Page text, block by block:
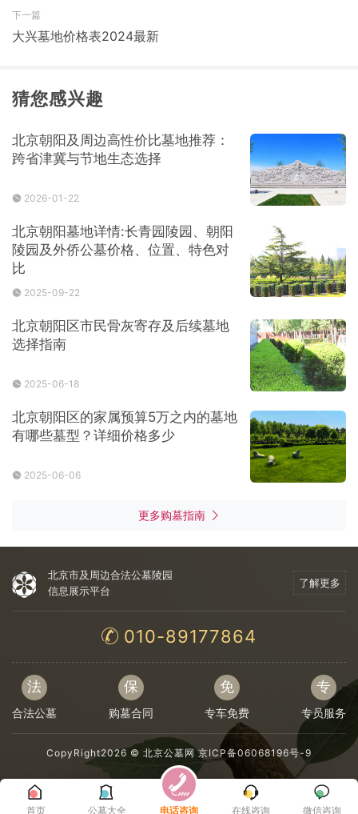
首页 公墓大全 电话咨询 在线咨询 微信咨询
下一篇
大兴墓地价格表2024最新
猜您感兴趣
北京朝阳及周边高性价比墓地推荐：
跨省津冀与节地生态选择
2026-01-22
北京朝阳墓地详情:长青园陵园、朝阳
陵园及外侨公墓价格、位置、特色对
比
2025-09-22
北京朝阳区市民骨灰寄存及后续墓地
选择指南
2025-06-18
北京朝阳区的家属预算5万之内的墓地
有哪些墓型？详细价格多少
2025-06-06
更多购墓指南
北京市及周边合法公墓陵园
信息展示平台
了解更多
010-89177864
法
合法公墓
保
购墓合同
免
专车免费
专
专员服务
CopyRight2026 © 北京公墓网 京ICP备06068196号-9